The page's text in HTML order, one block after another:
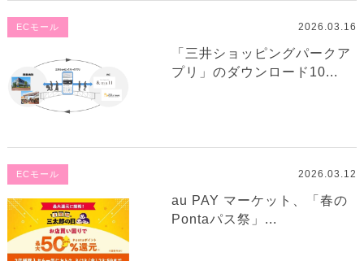
ECモール 2026.03.16
「三井ショッピングパークア
プリ」のダウンロード10...
ECモール 2026.03.12
au PAY マーケット、「春の
Pontaパス祭」...